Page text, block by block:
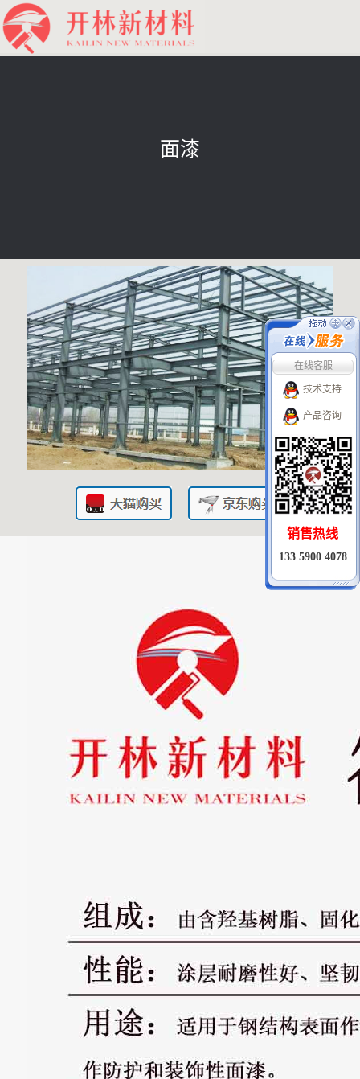
面漆
在线客服
技术支持